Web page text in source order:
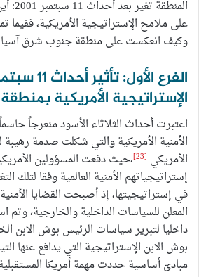
على ملامح الإستراتيجية الأمريكية، ففيما
وكيف انعكست على منطقة جنوب شرق
الإستراتيجية الأمريكية
اعتبرت أحداث الثلاثاء الأسود منعرجاً
الأمنية الأمريكية والتي شكلت صدمة رهيبة
الأمريكي [23]
،حيث دفعت المسؤولين
إستراتيجياتهم الأمنية العالمية وفقا لتلك
في إستراتيجيتها، إذ أصبحت القضايا
المعلن للسياسات الداخلية والخارجية،
داخليا لتبرير سياسات الرئيس بوش الابن
بوش الابن الإستراتيجية التي يدافع عنها
مبادئ أساسية حددت مهمة أمريكا